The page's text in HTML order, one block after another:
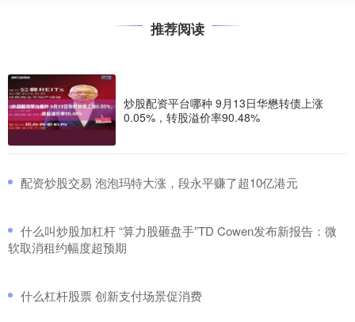
推荐阅读
炒股配资平台哪种 9月13日华懋转债上涨
0.05%，转股溢价率90.48%
​配资炒股交易 泡泡玛特大涨，段永平赚了超10亿港元
​什么叫炒股加杠杆 “算力股砸盘手”TD Cowen发布新报告：微
软取消租约幅度超预期
​什么杠杆股票 创新支付场景促消费